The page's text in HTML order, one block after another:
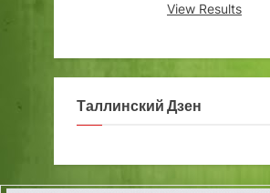
View Results
Таллинский Дзен